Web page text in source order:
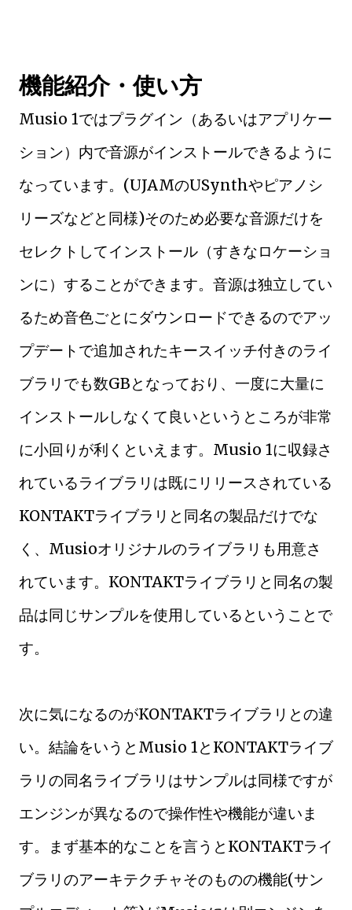
機能紹介・使い方
Musio 1ではプラグイン（あるいはアプリケー
ション）内で音源がインストールできるように
なっています。(UJAMのUSynthやピアノシ
リーズなどと同様)そのため必要な音源だけを
セレクトしてインストール（すきなロケーショ
ンに）することができます。音源は独立してい
るため音色ごとにダウンロードできるのでアッ
プデートで追加されたキースイッチ付きのライ
ブラリでも数GBとなっており、一度に大量に
インストールしなくて良いというところが非常
に小回りが利くといえます。Musio 1に収録さ
れているライブラリは既にリリースされている
KONTAKTライブラリと同名の製品だけでな
く、Musioオリジナルのライブラリも用意さ
れています。KONTAKTライブラリと同名の製
品は同じサンプルを使用しているということで
す。
次に気になるのがKONTAKTライブラリとの違
い。結論をいうとMusio 1とKONTAKTライブ
ラリの同名ライブラリはサンプルは同様ですが
エンジンが異なるので操作性や機能が違いま
す。まず基本的なことを言うとKONTAKTライ
ブラリのアーキテクチャそのものの機能(サン